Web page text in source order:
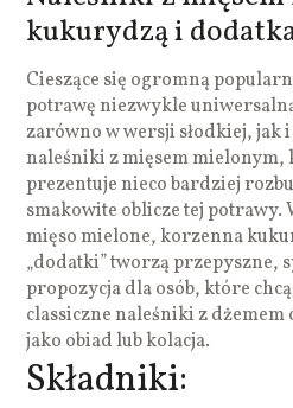
kukurydzą i
Cieszące się ogromną
potrawę niezwykle
zarówno w wersji słodkiej, jak
naleśniki z mięsem
prezentuje nieco bardziej
smakowite oblicze tej potrawy.
mięso mielone, korzenna
„dodatki” tworzą przepyszne,
propozycja dla osób, które
classiczne naleśniki z
jako obiad lub kolacja.
Składniki: